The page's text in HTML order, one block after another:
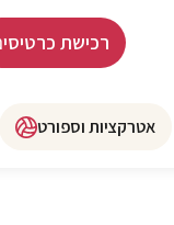
רכישת
אטרקציות וספורט